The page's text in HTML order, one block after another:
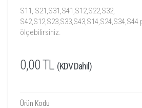
S11, S21,S31,S41,S12,S22,S32,
ölçebilirsiniz.
0,00 TL (KDV Dahil)
Ürün Kodu